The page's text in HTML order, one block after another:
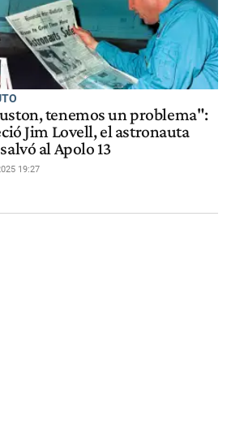
tenemos un problema":
Jim Lovell, el astronauta
al Apolo 13
19:27